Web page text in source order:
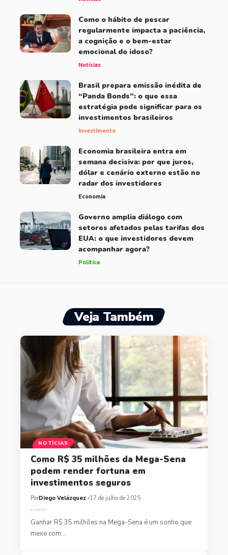
Como o hábito de pescar
regularmente impacta a paciência,
a cognição e o bem-estar
emocional do idoso?
Notícias
Brasil prepara emissão inédita de
“Panda Bonds”: o que essa
estratégia pode significar para os
investimentos brasileiros
Investimento
Economia brasileira entra em
semana decisiva: por que juros,
dólar e cenário externo estão no
radar dos investidores
Economia
Governo amplia diálogo com
setores afetados pelas tarifas dos
EUA: o que investidores devem
acompanhar agora?
Política
Veja Também
NOTÍCIAS
Como R$ 35 milhões da Mega-Sena
podem render fortuna em
investimentos seguros
PorDiego Velázquez 17 de julho de 2025
Ganhar R$ 35 milhões na Mega-Sena é um sonho que
mexe com…